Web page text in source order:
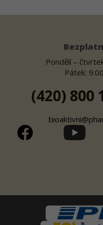
Pondělí –
Pátek:
(420) 800